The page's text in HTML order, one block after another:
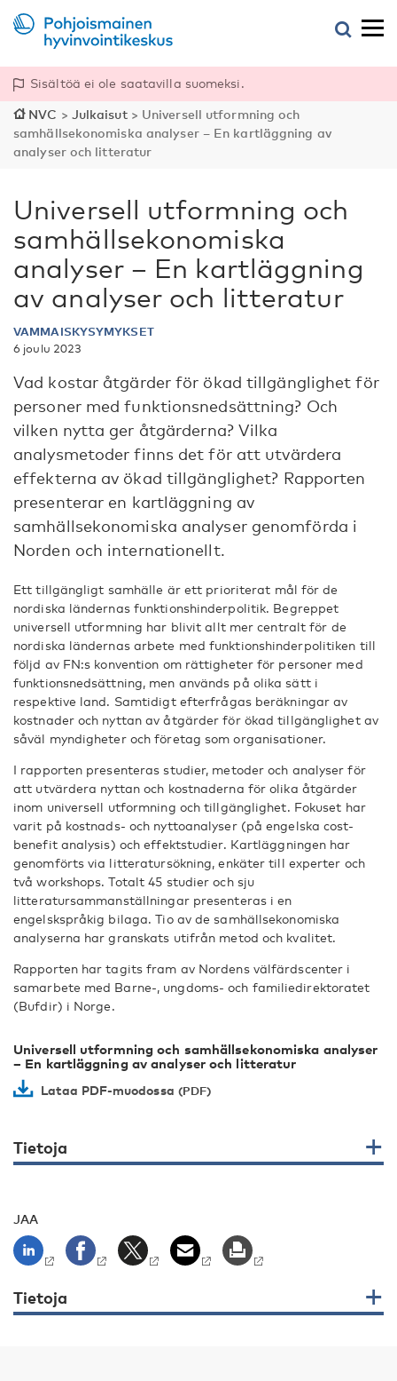
Sisältöä ei ole saatavilla suomeksi.
NVC > Julkaisut> Universell utformning och
samhällsekonomiska analyser – En kartläggning av
analyser och litteratur
Universell utformning och
samhällsekonomiska
analyser – En kartläggning
av analyser och litteratur
VAMMAISKYSYMYKSET
6 joulu 2023
Vad kostar åtgärder för ökad tillgänglighet för
personer med funktionsnedsättning? Och
vilken nytta ger åtgärderna? Vilka
analysmetoder finns det för att utvärdera
effekterna av ökad tillgänglighet? Rapporten
presenterar en kartläggning av
samhällsekonomiska analyser genomförda i
Norden och internationellt.
Ett tillgängligt samhälle är ett prioriterat mål för de
nordiska ländernas funktionshinderpolitik. Begreppet
universell utformning har blivit allt mer centralt för de
nordiska ländernas arbete med funktionshinderpolitiken till
följd av FN:s konvention om rättigheter för personer med
funktionsnedsättning, men används på olika sätt i
respektive land. Samtidigt efterfrågas beräkningar av
kostnader och nyttan av åtgärder för ökad tillgänglighet av
såväl myndigheter och företag som organisationer.
I rapporten presenteras studier, metoder och analyser för
att utvärdera nyttan och kostnaderna för olika åtgärder
inom universell utformning och tillgänglighet. Fokuset har
varit på kostnads- och nyttoanalyser (på engelska cost-
benefit analysis) och effektstudier. Kartläggningen har
genomförts via litteratursökning, enkäter till experter och
två workshops. Totalt 45 studier och sju
litteratursammanställningar presenteras i en
engelskspråkig bilaga. Tio av de samhällsekonomiska
analyserna har granskats utifrån metod och kvalitet.
Rapporten har tagits fram av Nordens välfärdscenter i
samarbete med Barne-, ungdoms- och familiedirektoratet
(Bufdir) i Norge.
Universell utformning och samhällsekonomiska analyser
– En kartläggning av analyser och litteratur
Lataa PDF-muodossa
Tietoja
JAA
Tietoja